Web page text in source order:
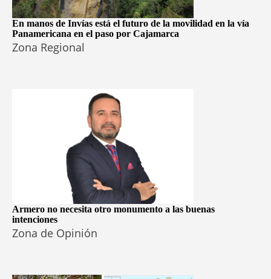
En manos de Invías está el futuro de la movilidad en la vía
Panamericana en el paso por Cajamarca
Zona Regional
Armero no necesita otro monumento a las buenas
intenciones
Zona de Opinión